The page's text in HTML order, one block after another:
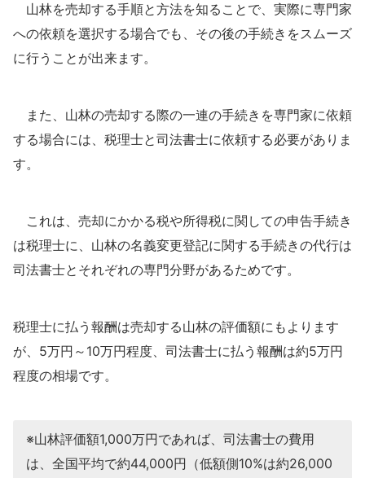
山林を売却する手順と方法を知ることで、実際に専門家
への依頼を選択する場合でも、その後の手続きをスムーズ
に行うことが出来ます。
また、山林の売却する際の一連の手続きを専門家に依頼
する場合には、税理士と司法書士に依頼する必要がありま
す。
これは、売却にかかる税や所得税に関しての申告手続き
は税理士に、山林の名義変更登記に関する手続きの代行は
司法書士とそれぞれの専門分野があるためです。
税理士に払う報酬は売却する山林の評価額にもよります
が、5万円～10万円程度、司法書士に払う報酬は約5万円
程度の相場です。
※山林評価額1,000万円であれば、司法書士の費用
は、全国平均で約44,000円（低額側10%は約26,000